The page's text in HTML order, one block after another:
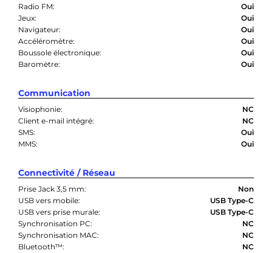
Radio FM:
Oui
Jeux:
Oui
Navigateur:
Oui
Accéléromètre:
Oui
Boussole électronique:
Oui
Baromètre:
Oui
Communication
Visiophonie:
NC
Client e-mail intégré:
NC
SMS:
Oui
MMS:
Oui
Connectivité / Réseau
Prise Jack 3,5 mm:
Non
USB vers mobile:
USB Type-C
USB vers prise murale:
USB Type-C
Synchronisation PC:
NC
Synchronisation MAC:
NC
Bluetooth™:
NC